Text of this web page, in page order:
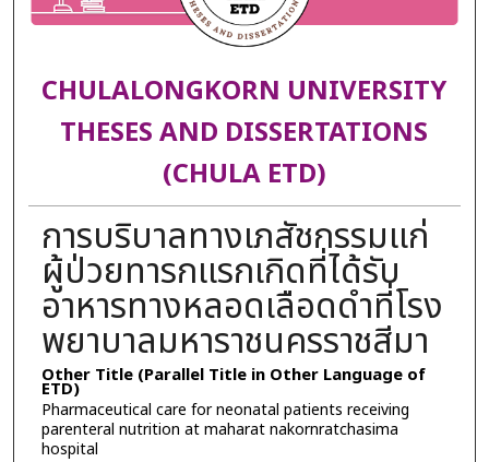
CHULALONGKORN UNIVERSITY
THESES AND DISSERTATIONS
(CHULA ETD)
การบริบาลทางเภสัชกรรมแก่
ผู้ป่วยทารกแรกเกิดที่ได้รับ
อาหารทางหลอดเลือดดำที่โรง
พยาบาลมหาราชนครราชสีมา
Other Title (Parallel Title in Other Language of
ETD)
Pharmaceutical care for neonatal patients receiving
parenteral nutrition at maharat nakornratchasima
hospital